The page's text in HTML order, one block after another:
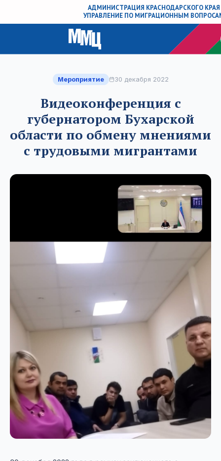
АДМИНИСТРАЦИЯ КРАСНОДАРСКОГО КРАЯ
УПРАВЛЕНИЕ ПО МИГРАЦИОННЫМ
Мероприятие 30 декабря 2022
Видеоконференция с
губернатором Бухарской
области по обмену мнениями
с трудовыми мигрантами